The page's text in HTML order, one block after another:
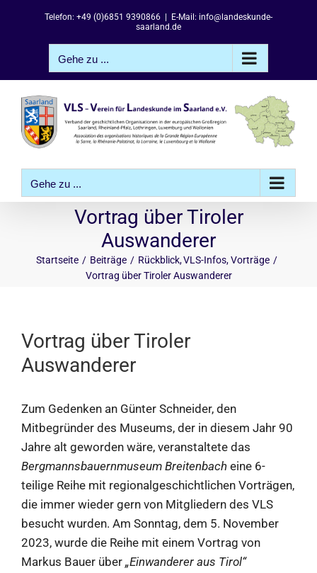
Telefon: +49 (0)6851 9390866
E-Mail: info@landeskunde-
saarland.de
Gehe zu ...
Gehe zu ...
Vortrag über Tiroler
Auswanderer
Startseite Beiträge Rückblick VLS-Infos Vorträge
Vortrag über Tiroler Auswanderer
Vortrag über Tiroler
Auswanderer
Zum Gedenken an Günter Schneider, den
Mitbegründer des Museums, der in diesem Jahr 90
Jahre alt geworden wäre, veranstaltete das
Bergmannsbauernmuseum Breitenbach eine 6-
teilige Reihe mit regionalgeschichtlichen Vorträgen,
die immer wieder gern von Mitgliedern des VLS
besucht wurden. Am Sonntag, dem 5. November
2023, wurde die Reihe mit einem Vortrag von
Markus Bauer über „Einwanderer aus Tirol“